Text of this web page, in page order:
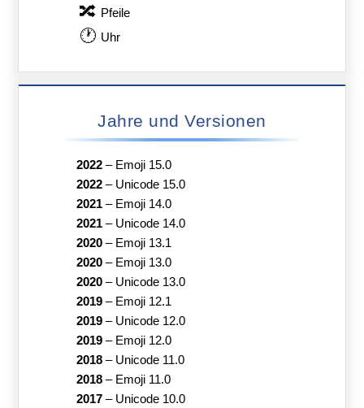
🔀 Pfeile
🕐 Uhr
Jahre und Versionen
2022– Emoji 15.0
2022– Unicode 15.0
2021– Emoji 14.0
2021– Unicode 14.0
2020– Emoji 13.1
2020– Emoji 13.0
2020– Unicode 13.0
2019– Emoji 12.1
2019– Unicode 12.0
2019– Emoji 12.0
2018– Unicode 11.0
2018– Emoji 11.0
2017– Unicode 10.0